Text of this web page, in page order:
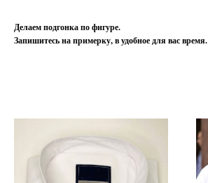
Делаем подгонка по фигуре.
Запишитесь на примерку, в удобное для вас время.